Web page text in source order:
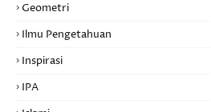
Geometri
Ilmu Pengetahuan
Inspirasi
IPA